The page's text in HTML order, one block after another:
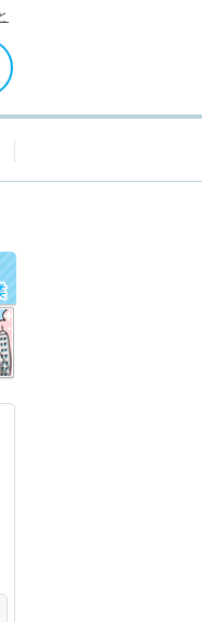
拠点一覧